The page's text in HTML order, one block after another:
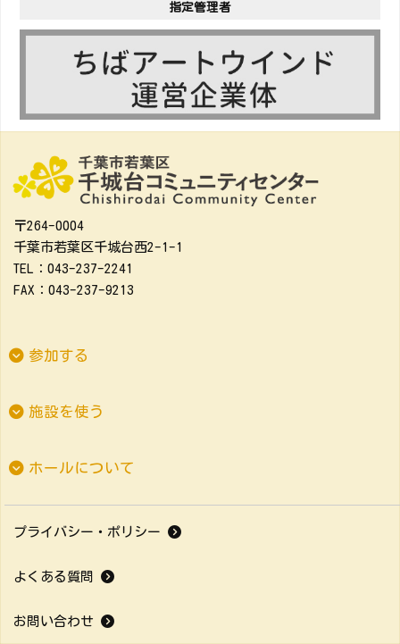
指定管理者
〒264-0004
千葉市若葉区千城台西2-1-1
TEL：043-237-2241
FAX：043-237-9213
参加する
施設を使う
ホールについて
プライバシー・ポリシー
よくある質問
お問い合わせ